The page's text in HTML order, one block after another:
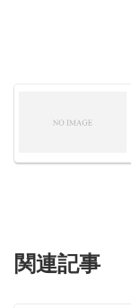
関連記事